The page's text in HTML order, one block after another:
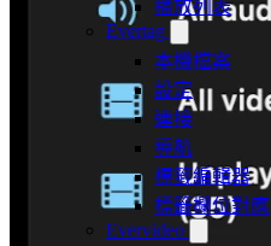
播放列表
Evertag
本機檔案
設定
連接
導航
標籤編輯器
標籤欄位對應
Evervideo